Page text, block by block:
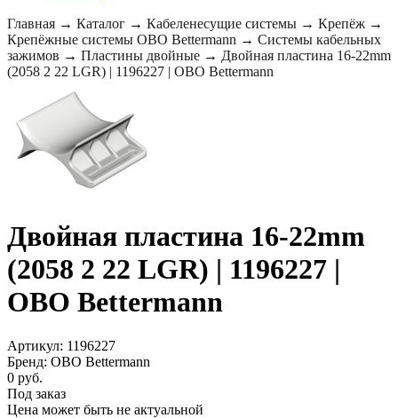
Главная → Каталог → Кабеленесущие системы → Крепёж →
Крепёжные системы OBO Bettermann → Системы кабельных
зажимов → Пластины двойные → Двойная пластина 16-22mm
(2058 2 22 LGR) | 1196227 | OBO Bettermann
Двойная пластина 16-22mm
(2058 2 22 LGR) | 1196227 |
OBO Bettermann
Артикул: 1196227
Бренд: OBO Bettermann
0 руб.
Под заказ
Цена может быть не актуальной